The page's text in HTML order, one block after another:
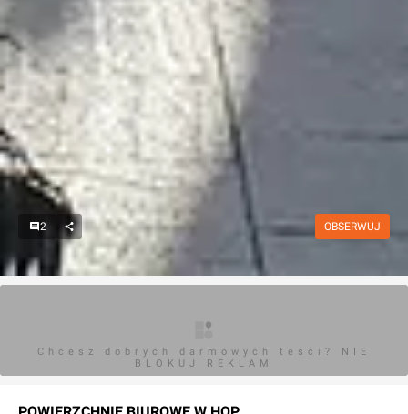
2 OBSERWUJ
Chcesz dobrych darmowych teści? NIE
BLOKUJ REKLAM